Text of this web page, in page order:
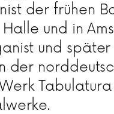
der frühen
und in
und
der